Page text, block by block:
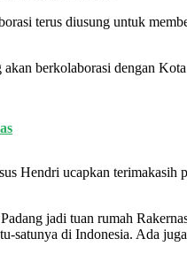
terus diusung untuk
berkolaborasi dengan
Hendri ucapkan
jadi tuan rumah
di Indonesia. Ada